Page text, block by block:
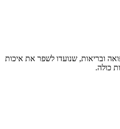
שנועדו לשפר את איכות